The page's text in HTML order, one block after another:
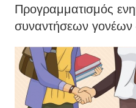
Προγραμματισμός
συναντήσεων γονέων